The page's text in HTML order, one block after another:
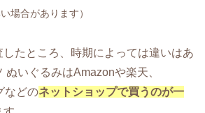
場合があります）
たところ、時期によっては違いはあ
ぬいぐるみはAmazonや楽天、
などのネットショップで買うのが一